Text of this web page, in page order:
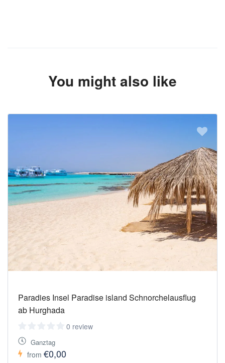
You might also like
Paradies Insel Paradise island Schnorchelausflug
ab Hurghada
0 review
Ganztag
from €0,00